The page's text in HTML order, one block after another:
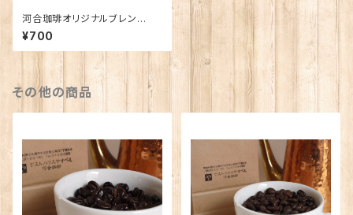
河合珈琲オリジナルブレン
ド 〜森〜 100g
¥700
その他の商品